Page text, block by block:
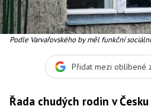
Podle Varvařovského by měl funkční
bydlení hrozí, Foto:SXCPřidat mezi oblíbené
Řada chudých rodin v